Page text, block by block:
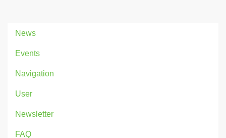
News
Events
Navigation
User
Newsletter
FAQ